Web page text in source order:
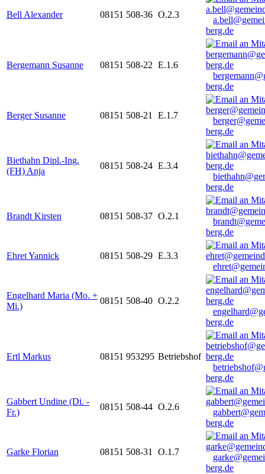
Bell Alexander 08151 508-36 O.2.3
berg.de
Bergemann Susanne 08151 508-22 E.1.6
berg.de
Berger Susanne 08151 508-21 E.1.7
berg.de
Biethahn Dipl.-Ing.
(FH) Anja
08151 508-24 E.3.4
berg.de
Brandt Kirsten 08151 508-37 O.2.1
berg.de
Ehret Yannick 08151 508-29 E.3.3
Engelhard Maria (Mo. +
Mi.)
08151 508-40 O.2.2
berg.de
Ertl Markus 08151 953295 Betriebshof
berg.de
Gabbert Undine (Di. -
Fr.)
08151 508-44 O.2.6
berg.de
Garke Florian 08151 508-31 O.1.7
berg.de